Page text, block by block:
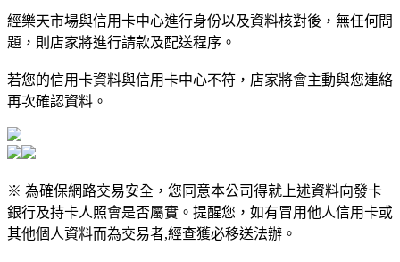
經樂天市場與信用卡中心進行身份以及資料核對後，無任何問
題，則店家將進行請款及配送程序。
若您的信用卡資料與信用卡中心不符，店家將會主動與您連絡
再次確認資料。
※ 為確保網路交易安全，您同意本公司得就上述資料向發卡
銀行及持卡人照會是否屬實。提醒您，如有冒用他人信用卡或
其他個人資料而為交易者,經查獲必移送法辦。